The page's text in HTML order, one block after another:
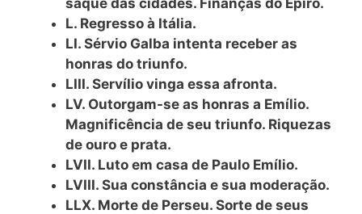
L. Regresso à Itália.
LI. Sérvio Galba intenta receber as
honras do triunfo.
LIII. Servílio vinga essa afronta.
LV. Outorgam-se as honras a Emílio.
Magnificência de seu triunfo. Riquezas
de ouro e prata.
LVII. Luto em casa de Paulo Emílio.
LVIII. Sua constância e sua moderação.
LLX. Morte de Perseu. Sorte de seus